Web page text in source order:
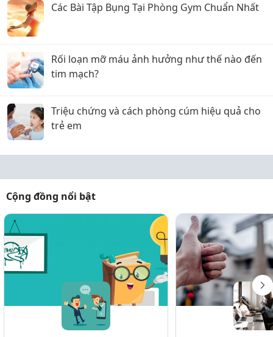
Các Bài Tập Bụng Tại Phòng Gym Chuẩn Nhất
Rối loạn mỡ máu ảnh hưởng như thế nào đến
tim mạch?
Triệu chứng và cách phòng cúm hiệu quả cho
trẻ em
Cộng đồng nổi bật